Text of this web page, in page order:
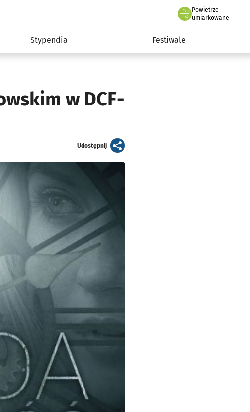
Kultura
Powietrze
we Wrocławiu
umiarkowane
Stypendia Festiwale
w DCF-
Udostępnijartykuł